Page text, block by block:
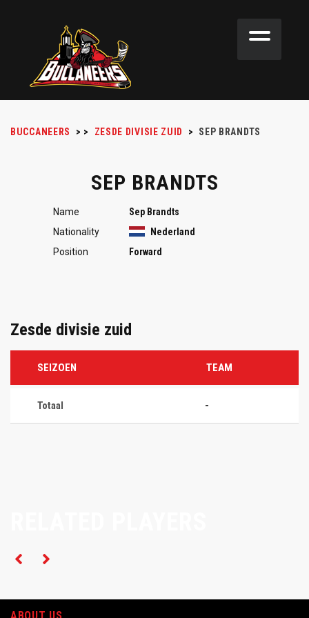
BUCCANEERS > > ZESDE DIVISIE ZUID > SEP BRANDTS
SEP BRANDTS
Name
Sep Brandts
Nationality
Nederland
Position
Forward
Zesde divisie zuid
SEIZOEN TEAM
Totaal -